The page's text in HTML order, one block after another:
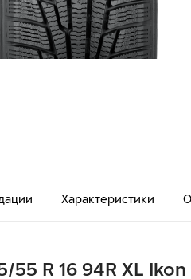
Характеристики
55 R 16 94R XL